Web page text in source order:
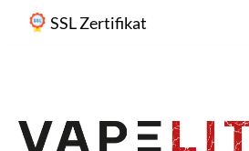
Zur Hauptnavigation springen
SSL Zertifikat